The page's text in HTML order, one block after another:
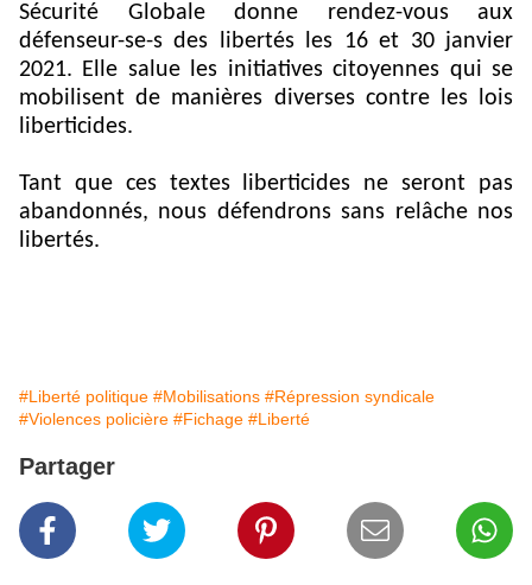
Sécurité Globale donne rendez-vous aux
défenseur-se-s des libertés les 16 et 30 janvier
2021. Elle salue les initiatives citoyennes qui se
mobilisent de manières diverses contre les lois
liberticides.
Tant que ces textes liberticides ne seront pas
abandonnés, nous défendrons sans relâche nos
libertés.
#Liberté politique #Mobilisations #Répression syndicale
#Violences policière #Fichage #Liberté
Partager